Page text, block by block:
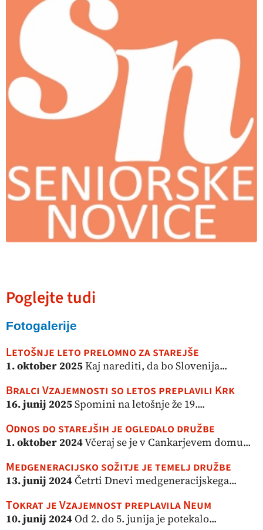
Poglejte tudi
Fotogalerije
Letošnje leto prelomno za starejše
1. oktober 2025Kaj narediti, da bo Slovenija...
Bralci Vzajemnosti so letos preplavili Krk
16. junij 2025Spomini na letošnje že 19....
Odnos do starejših je ogledalo družbe
1. oktober 2024Včeraj se je v Cankarjevem domu...
Medgeneracijsko sožitje je temelj družbe
13. junij 2024Četrti Dnevi medgeneracijskega...
Tokrat je Vzajemnost preplavila Neum
10. junij 2024Od 2. do 5. junija je potekalo...